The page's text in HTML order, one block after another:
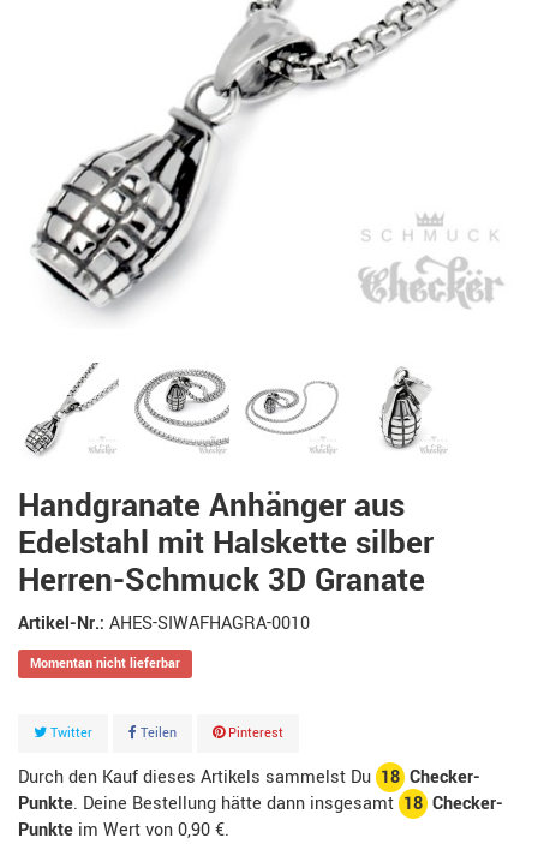
Handgranate Anhänger aus
Edelstahl mit Halskette silber
Herren-Schmuck 3D Granate
Artikel-Nr.: AHES-SIWAFHAGRA-0010
Momentan nicht lieferbar
Twitter Teilen Pinterest
Durch den Kauf dieses Artikels sammelst Du 18 Checker-
Punkte. Deine Bestellung hätte dann insgesamt 18 Checker-
Punkte im Wert von0,90 €.